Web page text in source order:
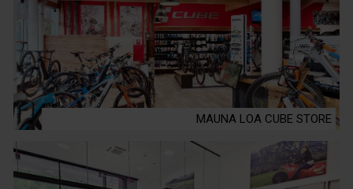
MAUNA LOA CUBE STORE